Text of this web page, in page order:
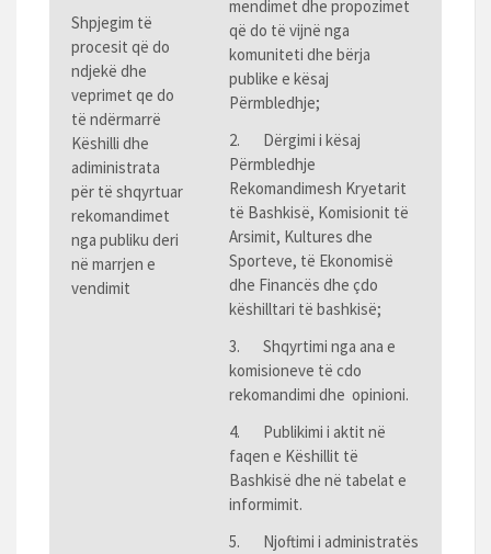
Shpjegim të
procesit që do
ndjekë dhe
veprimet qe do
të ndërmarrë
Këshilli dhe
adiministrata
për të shqyrtuar
rekomandimet
nga publiku deri
në marrjen e
vendimit
mendimet dhe propozimet
që do të vijnë nga
komuniteti dhe bërja
publike e kësaj
Përmbledhje;
2. Dërgimi i kësaj
Përmbledhje
Rekomandimesh Kryetarit
të Bashkisë, Komisionit të
Arsimit, Kultures dhe
Sporteve, të Ekonomisë
dhe Financës dhe çdo
këshilltari të bashkisë;
3. Shqyrtimi nga ana e
komisioneve të cdo
rekomandimi dhe opinioni.
4. Publikimi i aktit në
faqen e Këshillit të
Bashkisë dhe në tabelat e
informimit.
5. Njoftimi i administratës